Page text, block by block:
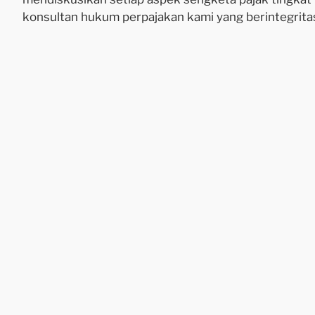
konsultan hukum perpajakan kami yang